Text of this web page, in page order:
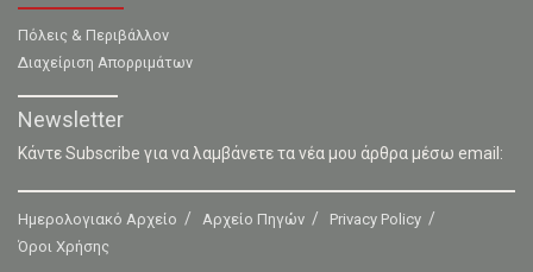
Πόλεις & Περιβάλλον
Διαχείριση Απορριμάτων
Newsletter
Κάντε Subscribe για να λαμβάνετε τα νέα μου άρθρα μέσω email:
Ημερολογιακό Αρχείο Αρχείο Πηγών
Privacy Policy
Όροι Χρήσης